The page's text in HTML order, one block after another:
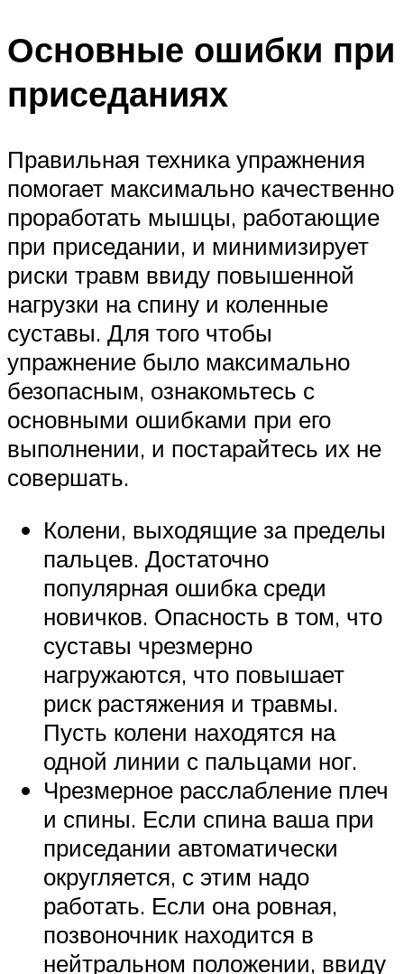
Основные ошибки при
приседаниях
Правильная техника упражнения
помогает максимально качественно
проработать мышцы, работающие
при приседании, и минимизирует
риски травм ввиду повышенной
нагрузки на спину и коленные
суставы. Для того чтобы
упражнение было максимально
безопасным, ознакомьтесь с
основными ошибками при его
выполнении, и постарайтесь их не
совершать.
Колени, выходящие за пределы
пальцев. Достаточно
популярная ошибка среди
новичков. Опасность в том, что
суставы чрезмерно
нагружаются, что повышает
риск растяжения и травмы.
Пусть колени находятся на
одной линии с пальцами ног.
Чрезмерное расслабление плеч
и спины. Если спина ваша при
приседании автоматически
округляется, с этим надо
работать. Если она ровная,
позвоночник находится в
нейтральном положении, ввиду